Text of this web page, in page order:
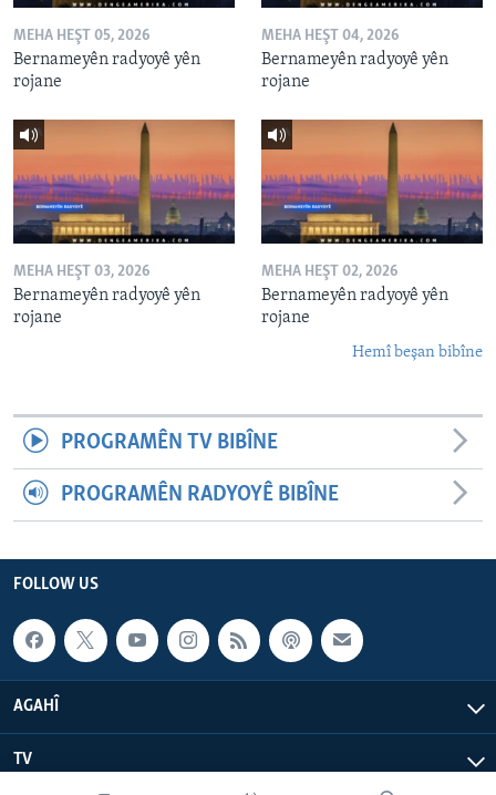
MEHA HEŞT 05, 2026
Bernameyên radyoyê yên
rojane
MEHA HEŞT 04, 2026
Bernameyên radyoyê yên
rojane
MEHA HEŞT 03, 2026
Bernameyên radyoyê yên
rojane
MEHA HEŞT 02, 2026
Bernameyên radyoyê yên
rojane
Hemî beşan bibîne
PROGRAMÊN TV BIBÎNE
PROGRAMÊN RADYOYÊ BIBÎNE
FOLLOW US
AGAHÎ
TV